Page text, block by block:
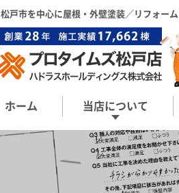
松戸市を中心に屋根・外壁塗装／リフォーム
ホーム 当店について